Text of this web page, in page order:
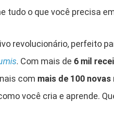
tudo o que você precisa
revolucionário, perfeito
. Com mais de 6 mil
com mais de 100
você cria e aprende.